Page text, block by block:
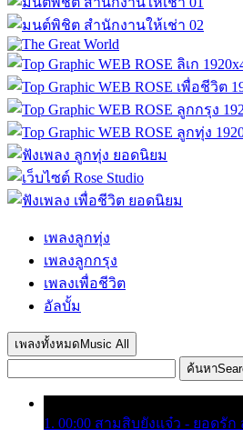
เพลงลูกทุ่ง
เพลงลูกกรุง
เพลงเพื่อชีวิต
อัลบั้ม
เพลงทั้งหมด Music All
ค้นหา
1. 00:00 สามสิบยังแจ๋ว - ยอดรัก